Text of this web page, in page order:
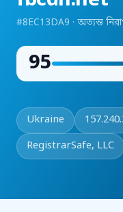
#8EC13DA9 · অত্যন্ত
95
Ukraine
RegistrarSafe, LLC